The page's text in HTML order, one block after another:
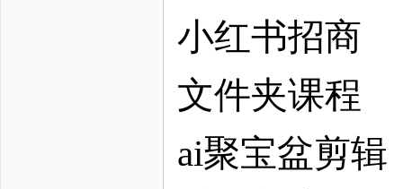
小红书招商
文件夹课程
ai聚宝盆剪辑